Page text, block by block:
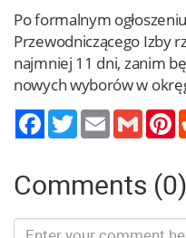
Po formalnym
Przewodniczącego Izby
najmniej 11 dni, zanim
nowych wyborów w
TwitterEmail Gmail
Comments (0)